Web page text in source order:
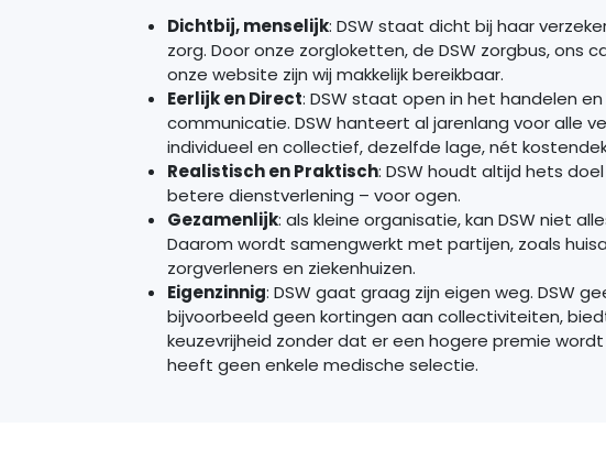
Dichtbij, menselijk: DSWstaat dicht bij haar
zorg. Door onze zorgloketten, de DSW zorgbus, ons
onze website zijn wij makkelijk bereikbaar.
Eerlijk en Direct: DSWstaat open in het handelen en
communicatie. DSWhanteert al jarenlang voor alle
individueel en collectief, dezelfde lage, nét
Realistisch en Praktisch: DSWhoudt altijd hets
betere dienstverlening – voor ogen.
Gezamenlijk: als kleine organisatie, kan DSWniet
Daarom wordt samengwerkt met partijen, zoals
zorgverleners en ziekenhuizen.
Eigenzinnig: DSWgaat graag zijn eigen weg. DSW
bijvoorbeeld geen kortingen aan collectiviteiten,
keuzevrijheid zonder dat er een hogere premie
heeft geen enkele medische selectie.